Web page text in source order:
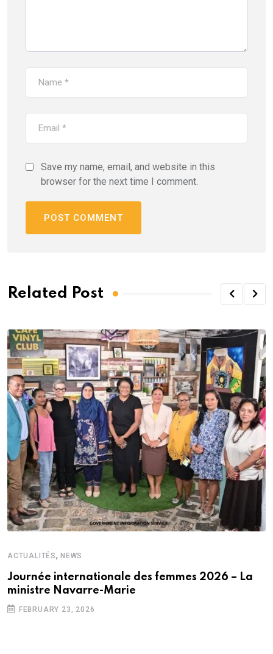
Save my name, email, and website in this
browser for the next time I comment.
Related Post
ACTUALITÉS, NEWS
Journée internationale des femmes 2026 – La
ministre Navarre-Marie
FEBRUARY 23, 2026